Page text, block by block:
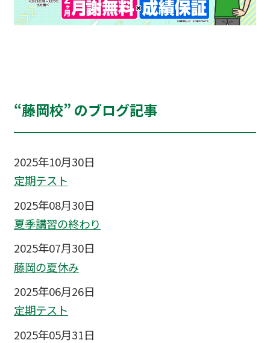
“藤岡校” のブログ記事
2025年10月30日
定期テスト
2025年08月30日
夏季講習の終わり
2025年07月30日
藤岡の夏休み
2025年06月26日
定期テスト
2025年05月31日